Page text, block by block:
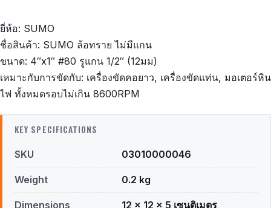
ยี่ห้อ: SUMO
ชื่อสินค้า: SUMO ล้อทราย ไม่มีแกน
ขนาด: 4″x1″ #80 รูแกน 1/2″ (12มม)
เหมาะกับการขัดกับ: เครื่องขัดคอยาว, เครื่องขัดแท่น, มอเตอร์หิน
ไฟ ทั้งหมดรอบไม่เกิน 8600RPM
KEY SPECIFICATIONS
SKU 03010000046
Weight 0.2 kg
Dimensions 12 × 12 × 5 เซนติเมตร